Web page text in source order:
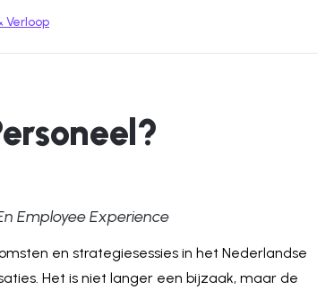
Verloop
Employee Experience
en strategiesessies in het Nederlandse
Het is niet langer een bijzaak, maar de